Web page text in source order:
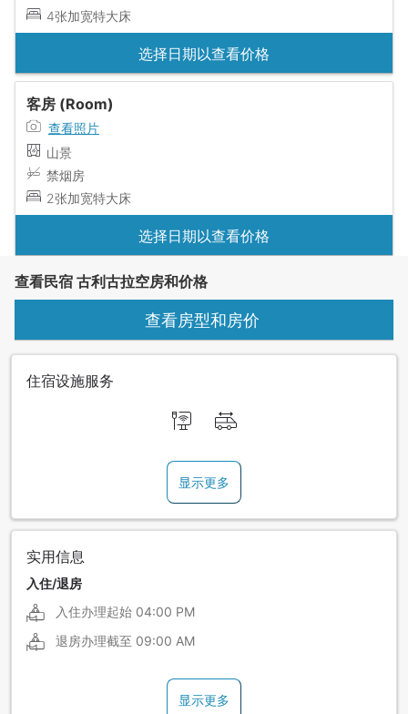
4张加宽特大床
选择日期以查看价格
客房 (Room)
查看照片
山景
禁烟房
2张加宽特大床
选择日期以查看价格
查看民宿 古利古拉空房和价格
查看房型和房价
住宿设施服务
显示更多
实用信息
入住/退房
入住办理起始 04:00 PM
退房办理截至 09:00 AM
显示更多